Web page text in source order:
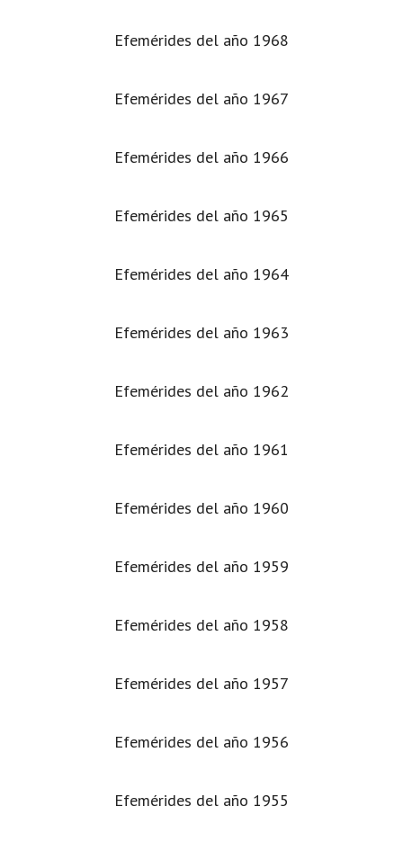
Efemérides del año 1968
Efemérides del año 1967
Efemérides del año 1966
Efemérides del año 1965
Efemérides del año 1964
Efemérides del año 1963
Efemérides del año 1962
Efemérides del año 1961
Efemérides del año 1960
Efemérides del año 1959
Efemérides del año 1958
Efemérides del año 1957
Efemérides del año 1956
Efemérides del año 1955